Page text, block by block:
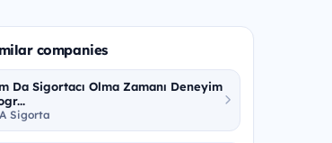
companies
Da Sigortacı Olma Zamanı Deneyim
Sigorta